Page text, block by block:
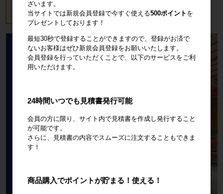
18,700円税込20,570円
ざいます。
当サイトでは新規会員登録で今すぐ使える500ポイント を
プレゼントしております！
最短30秒で登録することができますので、登録がお済で
ないお客様はぜひ新規会員登録をお願いいたします。
会員登録を行っていただくことで、以下のサービスをご利
用いただけます。
24時間いつでも見積書発行可能
会員の方に限り、サイト内で見積書を作成し発行すること
が可能です。
さらに、見積書の内容でスムーズに注文することもできま
す！
商品購入でポイントが貯まる！使える！